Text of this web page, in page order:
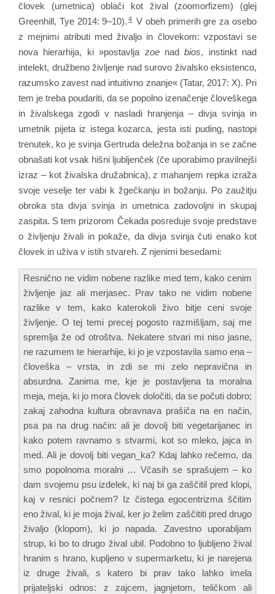
človek (umetnica) oblači kot žival (zoomorfizem) (glej
Greenhill, Tye 2014: 9–10). 4 V obeh primerih gre za osebo
z mejnimi atributi med živaljo in človekom: vzpostavi se
nova hierarhija, ki »postavlja zoenadbios, instinkt nad
intelekt, družbeno življenje nad surovo živalsko eksistenco,
razumsko zavest nad intuitivno znanje« (Tatar, 2017: X). Pri
tem je treba poudariti, da se popolno izenačenje človeškega
in živalskega zgodi v nasladi hranjenja – divja svinja in
umetnik pijeta iz istega kozarca, jesta isti puding, nastopi
trenutek, ko je svinja Gertruda deležna božanja in se začne
obnašati kot vsak hišni ljubljenček (če uporabimo pravilnejši
izraz – kot živalska družabnica), z mahanjem repka izraža
svoje veselje ter vabi k žgečkanju in božanju. Po zaužitju
obroka sta divja svinja in umetnica zadovoljni in skupaj
zaspita. S tem prizorom Čekada posreduje svoje predstave
o življenju živali in pokaže, da divja svinja čuti enako kot
človek in uživa v istih stvareh. Z njenimi besedami:
Resnično ne vidim nobene razlike med tem, kako cenim
življenje jaz ali merjasec. Prav tako ne vidim nobene
razlike v tem, kako katerokoli živo bitje ceni svoje
življenje. O tej temi precej pogosto razmišljam, saj me
spremlja že od otroštva. Nekatere stvari mi niso jasne,
ne razumem te hierarhije, ki jo je vzpostavila samo ena –
človeška – vrsta, in zdi se mi zelo nepravična in
absurdna. Zanima me, kje je postavljena ta moralna
meja, meja, ki jo mora človek določiti, da se počuti dobro;
zakaj zahodna kultura obravnava prašiča na en način,
psa pa na drug način: ali je dovolj biti vegetarijanec in
kako potem ravnamo s stvarmi, kot so mleko, jajca in
med. Ali je dovolj biti vegan_ka? Kdaj lahko rečemo, da
smo popolnoma moralni … Včasih se sprašujem – ko
dam svojemu psu izdelek, ki naj bi ga zaščitil pred klopi,
kaj v resnici počnem? Iz čistega egocentrizma ščitim
eno žival, ki je moja žival, ker jo želim zaščititi pred drugo
živaljo (klopom), ki jo napada. Zavestno uporabljam
strup, ki bo to drugo žival ubil. Podobno to ljubljeno žival
hranim s hrano, kupljeno v supermarketu, ki je narejena
iz druge živali, s katero bi prav tako lahko imela
prijateljski odnos: z zajcem, jagnjetom, teličkom ali